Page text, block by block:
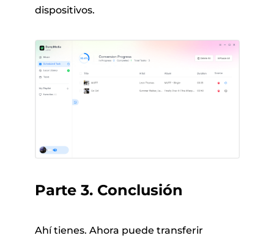
dispositivos.
Parte 3. Conclusión
Ahí tienes. Ahora puede transferir